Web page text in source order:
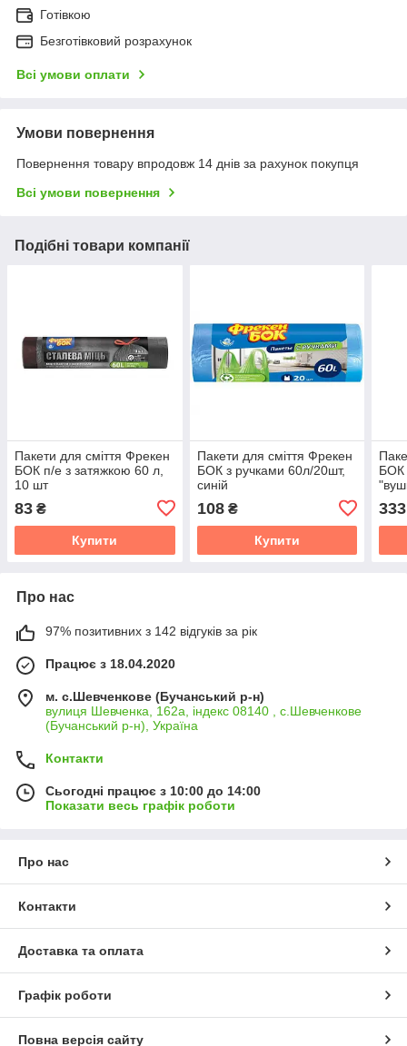
Готівкою
Безготівковий розрахунок
Всі умови оплати
Умови повернення
Повернення товару впродовж 14 днів за рахунок покупця
Всі умови повернення
Подібні товари компанії
Пакети для смiття Фрекен
БОК п/е з затяжкою 60 л,
10 шт
83 ₴
Купити
Пакети для сміття Фрекен
БОК з ручками 60л/20шт,
синій
108₴
Купити
БОК
333
Про нас
97% позитивних з 142 відгуків за рік
Працює з 18.04.2020
м. с.Шевченкове (Бучанський р-н)
вулиця Шевченка, 162а, індекс 08140 , с.Шевченкове
(Бучанський р-н), Україна
Контакти
Сьогодні працює з 10:00 до 14:00
Показати весь графік роботи
Про нас
Контакти
Доставка та оплата
Графік роботи
Повна версія сайту